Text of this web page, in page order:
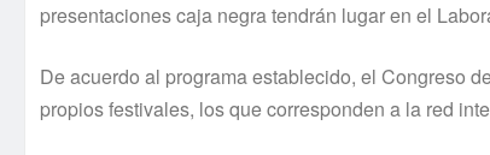
presentaciones caja negra tendrán lugar en el
De acuerdo al programa establecido, el Congreso
propios festivales, los que corresponden a la red